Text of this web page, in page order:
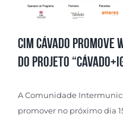
CIM CÁVADO PROMOVE
DO PROJETO
A Comunidade
promover no próximo dia